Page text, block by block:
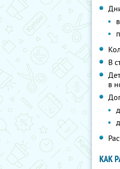
В
в
КАК